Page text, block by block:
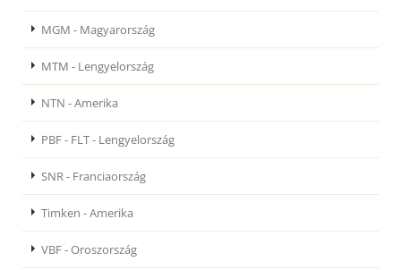
MGM - Magyarország
MTM - Lengyelország
NTN - Amerika
PBF - FLT - Lengyelország
SNR - Franciaország
Timken - Amerika
VBF - Oroszország